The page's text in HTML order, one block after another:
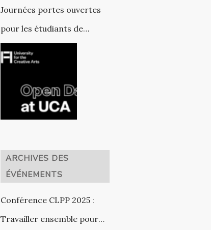
Journées portes ouvertes
pour les étudiants de
des Arts Créatifs
ARCHIVES DES
ÉVÉNEMENTS
Conférence CLPP 2025 :
Travailler ensemble pour